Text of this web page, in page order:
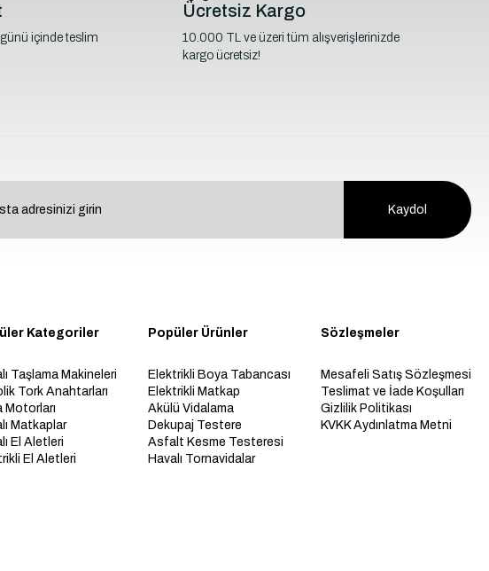
içinde teslim
Ücretsiz Kargo
10.000 TL ve üzeri tüm alışverişlerinizde
kargo ücretsiz!
Kaydol
Kategoriler
Taşlama Makineleri
Tork Anahtarları
Motorları
Matkaplar
El Aletleri
El Aletleri
Popüler Ürünler
Elektrikli Boya Tabancası
Elektrikli Matkap
Akülü Vidalama
Dekupaj Testere
Asfalt Kesme Testeresi
Havalı Tornavidalar
Sözleşmeler
Mesafeli Satış Sözleşmesi
Teslimat ve İade Koşulları
Gizlilik Politikası
KVKK Aydınlatma Metni